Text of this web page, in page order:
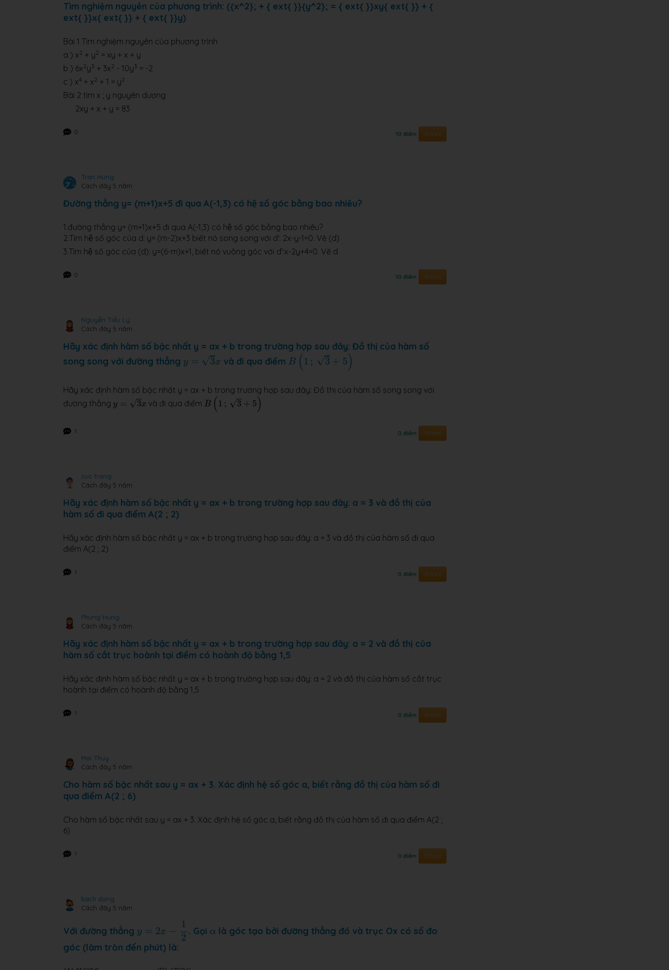
Tìm nghiệm nguyên của phương trình: ({x^2}; + { ext{ }}{y^2}; = { ext{ }}xy{ ext{ }} + {
ext{ }}x{ ext{ }} + { ext{ }}y)
Bài 1 Tìm nghiệm nguyên của phương trình
a ) x2 + y2 = xy + x + y
b ) 6x2y3 + 3x2 - 10y3 = -2
c ) x4 + x2 + 1 = y2
Bài 2 tìm x ; y nguyên dương
2xy + x + y = 83
0 10 điểm Trả lời
Tran Hung
Cách đây 5 năm
Đường thẳng y= (m+1)x+5 đi qua A(-1,3) có hệ số góc bằng bao nhiêu?
1.đường thẳng y= (m+1)x+5 đi qua A(-1,3) có hệ số góc bằng bao nhiêu?
2.Tìm hệ số góc của d: y= (m-2)x+3 biết nó song song với d': 2x-y-1=0. Vẽ (d)
3.Tìm hệ số góc của (d): y=(6-m)x+1, biết nó vuông góc với d':x-2y+4=0. Vẽ d
0 10 điểm Trả lời
Nguyễn Tiểu Ly
Cách đây 5 năm
Hãy xác định hàm số bậc nhất y = ax + b trong trường hợp sau đây: Đồ thị của hàm số
song song với đường thẳng y = √3x
=3
và đi qua điểm B (1 ; √3 + 5)
B (1;3+5)
Hãy xác định hàm số bậc nhất y = ax + b trong trường hợp sau đây: Đồ thị của hàm số song song với
đường thẳng y = √3x và đi qua điểm B ( 1 ; √3 + 5)
B( 1; 3+ 5)
1 0 điểm Trả lời
cuc trang
Cách đây 5 năm
Hãy xác định hàm số bậc nhất y = ax + b trong trường hợp sau đây: a = 3 và đồ thị của
hàm số đi qua điểm A(2 ; 2)
Hãy xác định hàm số bậc nhất y = ax + b trong trường hợp sau đây: a = 3 và đồ thị của hàm số đi qua
điểm A(2 ; 2)
1 0 điểm Trả lời
Phung Hung
Cách đây 5 năm
Hãy xác định hàm số bậc nhất y = ax + b trong trường hợp sau đây: a = 2 và đồ thị của
hàm số cắt trục hoành tại điểm có hoành độ bằng 1,5
Hãy xác định hàm số bậc nhất y = ax + b trong trường hợp sau đây: a = 2 và đồ thị của hàm số cắt trục
hoành tại điểm có hoành độ bằng 1,5
1 0 điểm Trả lời
Mai Thuy
Cách đây 5 năm
Cho hàm số bậc nhất sau y = ax + 3. Xác định hệ số góc a, biết rằng đồ thị của hàm số đi
qua điểm A(2 ; 6)
Cho hàm số bậc nhất sau y = ax + 3. Xác định hệ số góc a, biết rằng đồ thị của hàm số đi qua điểm A(2 ;
6)
1 0 điểm Trả lời
bach dang
Cách đây 5 năm
Với đường thẳng y = 2x −
1
2
. Gọi α
α là góc tạo bởi đường thẳng đó và trục Ox có số đo
góc (làm tròn đến phút) là: